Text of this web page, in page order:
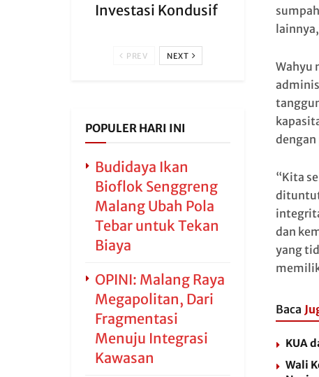
Wahyu
“Kita
dan
yang
Baca
KUA
Wali
Investasi Kondusif
PREV NEXT
POPULER HARI INI
Budidaya Ikan
Bioflok Senggreng
Malang Ubah Pola
Tebar untuk Tekan
Biaya
OPINI: Malang Raya
Megapolitan, Dari
Fragmentasi
Menuju Integrasi
Kawasan